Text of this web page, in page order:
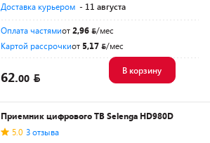
Доставка курьером - 11 августа
Оплата частямиот2,96
/мес
Картой рассрочкиот 5,17 /мес
62.00
В корзину
Приемник цифрового ТВ Selenga HD980D
5.0 3 отзыва